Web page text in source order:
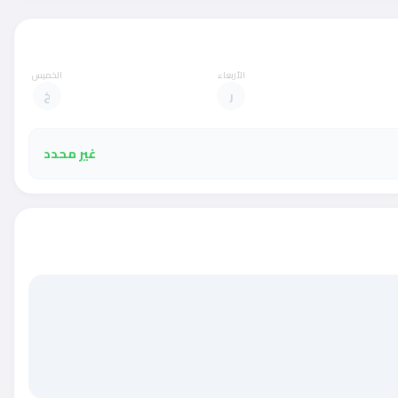
الأربعاء
ر
الخميس
خ
غير محدد